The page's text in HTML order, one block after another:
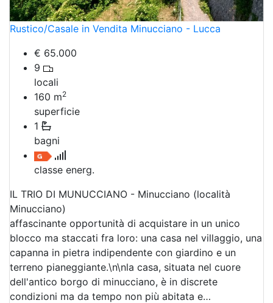
Rustico/Casale in Vendita Minucciano - Lucca
€ 65.000
9
locali
160 m2
superficie
1
bagni
classe energ.
IL TRIO DI MUNUCCIANO - Minucciano (località
Minucciano)
affascinante opportunità di acquistare in un unico
blocco ma staccati fra loro: una casa nel villaggio, una
capanna in pietra indipendente con giardino e un
terreno pianeggiante.\n\nla casa, situata nel cuore
dell'antico borgo di minucciano, è in discrete
condizioni ma da tempo non più abitata e…